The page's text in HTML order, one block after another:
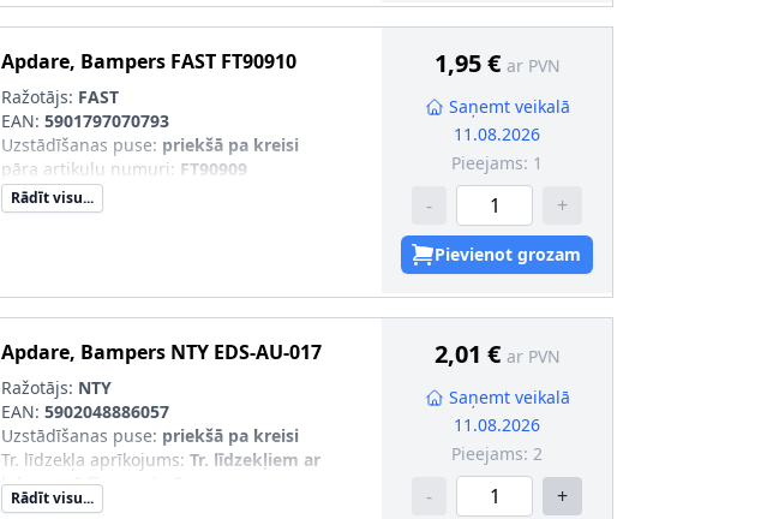
Apdare, Bampers FAST FT90910
Ražotājs: FAST
EAN: 5901797070793
Uzstādīšanas puse: priekšā pa kreisi
pāra artikulu numuri: FT90909
Rādīt visu...
1,95 € ar PVN
Saņemt veikalā
11.08.2026
Pieejams: 1
- +
Pievienot grozam
Apdare, Bampers NTY EDS-AU-017
Ražotājs: NTY
EAN: 5902048886057
Uzstādīšanas puse: priekšā pa kreisi
Tr. līdzekļa aprīkojums: Tr. līdzekļiem ar
lukturu tīrīšanas sistēmu
pāra artikulu numuri
Rādīt visu...
2,01 € ar PVN
Saņemt veikalā
11.08.2026
Pieejams: 2
- +